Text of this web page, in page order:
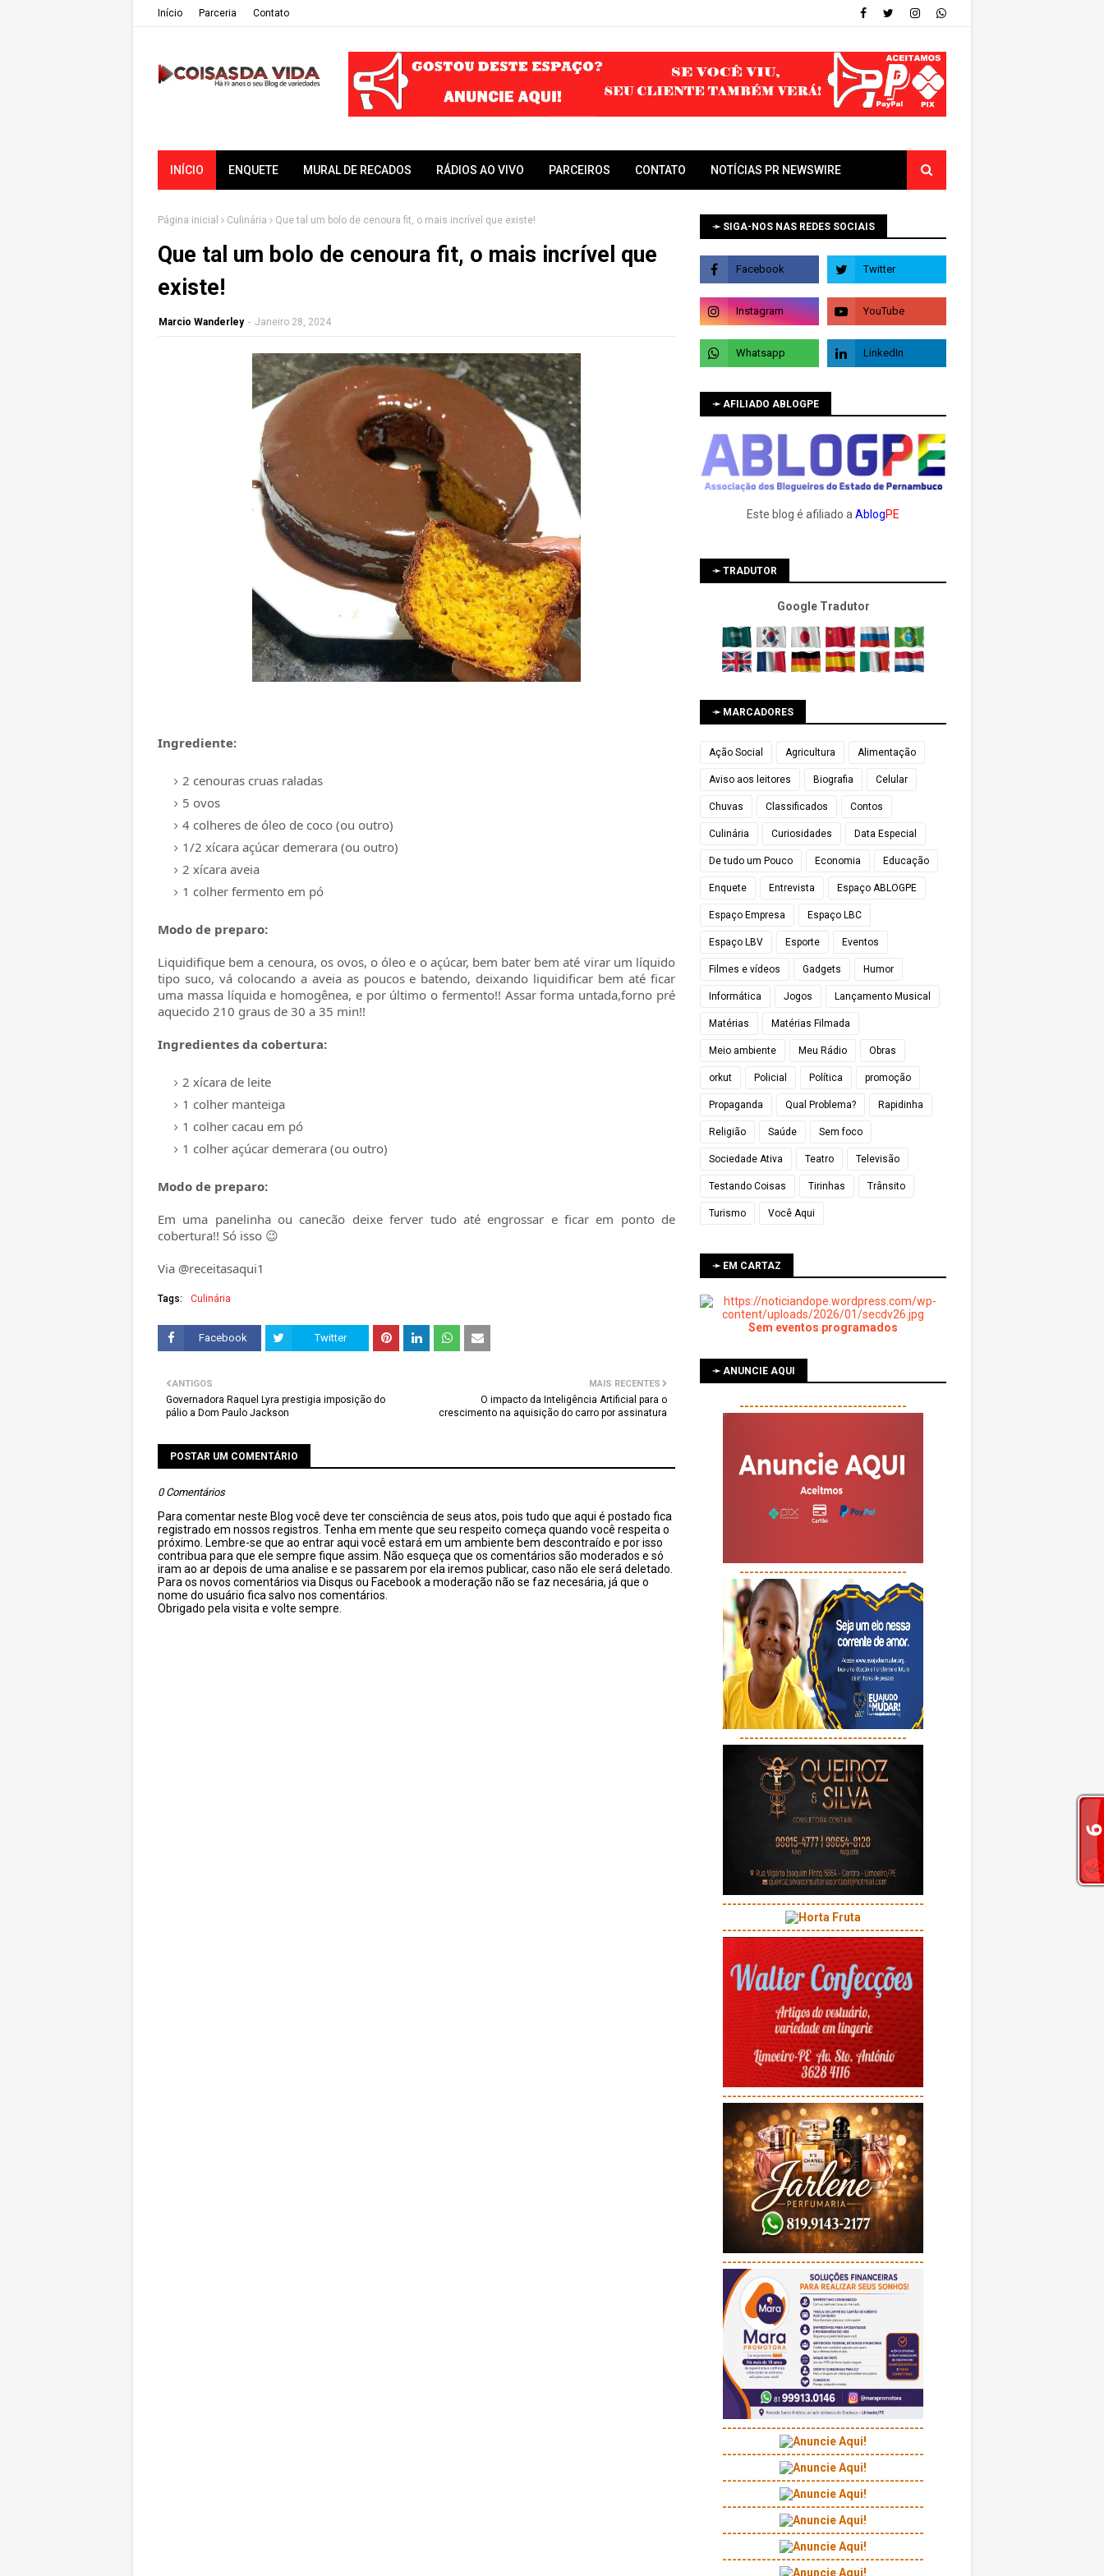
Iní­cio Parceria Contato
INÍCIO ENQUETE MURAL DE RECADOS RÁDIOS AO VIVO PARCEIROS CONTATO NOTÍCIAS PR NEWSWIRE
Página inicial Culinária Que tal um bolo de cenoura fit, o mais incrível que existe!
Que tal um bolo de cenoura fit, o mais incrível que
existe!
Marcio Wanderley - Janeiro 28, 2024
Ingrediente:
2 cenouras cruas raladas
5 ovos
4 colheres de óleo de coco (ou outro)
1/2 xícara açúcar demerara (ou outro)
2 xícara aveia
1 colher fermento em pó
Modo de preparo:
Liquidifique bem a cenoura, os ovos, o óleo e o açúcar, bem bater bem até virar um líquido
tipo suco, vá colocando a aveia as poucos e batendo, deixando liquidificar bem até ficar
uma massa líquida e homogênea, e por último o fermento!! Assar forma untada,forno pré
aquecido 210 graus de 30 a 35 min!!
Ingredientes da cobertura:
2 xícara de leite
1 colher manteiga
1 colher cacau em pó
1 colher açúcar demerara (ou outro)
Modo de preparo:
Em uma panelinha ou canecão deixe ferver tudo até engrossar e ficar em ponto de
cobertura!! Só isso 😉
Via @receitasaqui1
Tags: Culinária
Facebook Twitter
MAIS RECENTES
O impacto da Inteligência Artificial para o
crescimento na aquisição do carro por assinatura
ANTIGOS
Governadora Raquel Lyra prestigia imposição do
pálio a Dom Paulo Jackson
POSTAR UM COMENTÁRIO
0 Comentários
Para comentar neste Blog você deve ter consciência de seus atos, pois tudo que aqui é postado fica
registrado em nossos registros. Tenha em mente que seu respeito começa quando você respeita o
próximo. Lembre-se que ao entrar aqui você estará em um ambiente bem descontraído e por isso
contribua para que ele sempre fique assim. Não esqueça que os comentários são moderados e só
iram ao ar depois de uma analise e se passarem por ela iremos publicar, caso não ele será deletado.
Para os novos comentários via Disqus ou Facebook a moderação não se faz necesária, já que o
nome do usuário fica salvo nos comentários.
Obrigado pela visita e volte sempre.
➛ SIGA-NOS NAS REDES SOCIAIS
➛ AFILIADO ABLOGPE
Este blog é afiliado a AblogPE
➛ TRADUTOR
Google Tradutor
➛ MARCADORES
Ação Social Agricultura Alimentação
Aviso aos leitores Biografia Celular
Chuvas Classificados Contos
Culinária Curiosidades Data Especial
De tudo um Pouco Economia Educação
Enquete Entrevista Espaço ABLOGPE
Espaço Empresa Espaço LBC
Espaço LBV Esporte Eventos
Filmes e vídeos Gadgets Humor
Informática Jogos Lançamento Musical
Matérias Matérias Filmada
Meio ambiente Meu Rádio Obras
orkut Policial Política promoção
Propaganda Qual Problema? Rapidinha
Religião Saúde Sem foco
Sociedade Ativa Teatro Televisão
Testando Coisas Tirinhas Trânsito
Turismo Você Aqui
➛ EM CARTAZ
Sem eventos programados
➛ ANUNCIE AQUI
----------------------------------
----------------------------------
----------------------------------
-----------------------------------------
-----------------------------------------
-----------------------------------------
-----------------------------------------
-----------------------------------------
-----------------------------------------
-----------------------------------------
-----------------------------------------
-----------------------------------------
-----------------------------------------